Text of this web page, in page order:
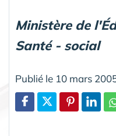
Ministère de
Santé - social
Publié le 10 mars